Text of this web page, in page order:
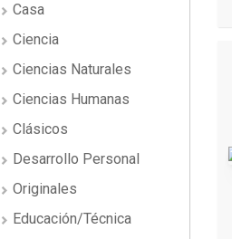
Casa
Ciencia
Ciencias Naturales
Ciencias Humanas
Clásicos
Desarrollo Personal
Originales
Educación/Técnica